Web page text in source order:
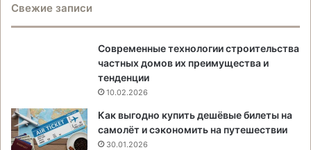
Свежие записи
Современные технологии строительства
частных домов их преимущества и
тенденции
10.02.2026
Как выгодно купить дешёвые билеты на
самолёт и сэкономить на путешествии
30.01.2026